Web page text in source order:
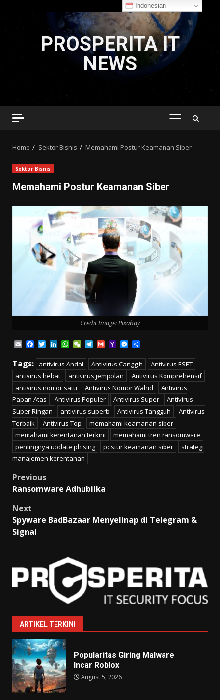
PROSPERITA IT
NEWS
PRIMARY
Home Sektor Bisnis Memahami Postur Keamanan Siber
Sektor Bisnis
Memahami Postur Keamanan Siber
Credit Image: Pixabay
EmailFacebook
TwitterLinkedIn
WhatsApp
WeChatTelegram
GmailYahoo
Mail
Messenger
Tags:
antivirus Andal Antivirus Canggih
Antivirus ESET
antivirus hebat
antivirus jempolan
Antivirus Komprehensif
antivirus nomor satu
Antivirus Nomor Wahid
Antivirus
Papan Atas
Antivirus Populer Antivirus Super
Antivirus
Super Ringan
antivirus superb Antivirus Tangguh
Antivirus
Terbaik
Antivirus Top
memahami keamanan siber
memahami kerentanan terkini
memahami tren ransomware
pentingnya update phising
postur keamanan siber
strategi
manajemen kerentanan
Post
Previous
Ransomware Adhubilka
Next
Spyware BadBazaar Menyelinap di Telegram &
Signal
ARTIKEL TERKINI
Popularitas Giring Malware
Incar Roblox
August 5, 2026
Indonesian